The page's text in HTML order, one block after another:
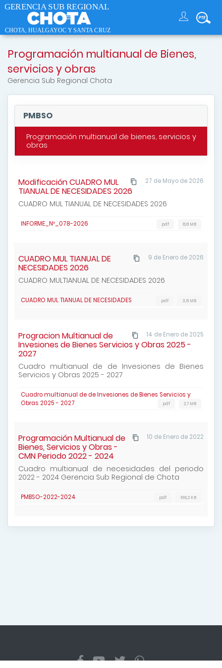
Programación multianual de Bienes,
servicios y obras
Gerencia Sub Regional Chota
PMBSO
Programación multianual de bienes, servicios y
obras
27 de Mayo de 2026
Modificación CUADRO MUL
TIANUAL DE NECESIDADES 2026
CUADRO MUL TIANUAL DE NECESIDADES 2026
INFORME_Nº_078-2026 8,8 MB
pdf
9 de Enero de 2026
CUADRO MUL TIANUAL DE
NECESIDADES 2026
CUADRO MULTIANUAL DE NECESIDADES 2026
CUADRO MUL TIANUAL DE NECESIDADES 3,8 MB
pdf
14 de Enero de 2025
Progracion Multianual de
Invesiones de Bienes Servicios y Obras 2025 -
2027
Cuadro multianual de de Invesiones de Bienes
Servicios y Obras 2025 - 2027
Cuadro multianual de de Invesiones de Bienes Servicios y
Obras 2025 - 2027
2,7 MB
pdf
10 de Enero de 2022
Programación Multianual de
Bienes, Servicios y Obras -
CMN Periodo 2022 - 2024
Cuadro multianual de necesidades del periodo
2022 - 2024 Gerencia Sub Regional de Chota
PMBSO-2022-2024 516,2 KB
pdf